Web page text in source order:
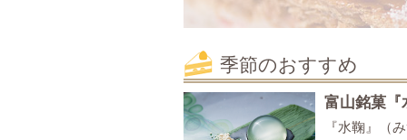
季節のおすすめ
富山銘菓『
『水鞠』（